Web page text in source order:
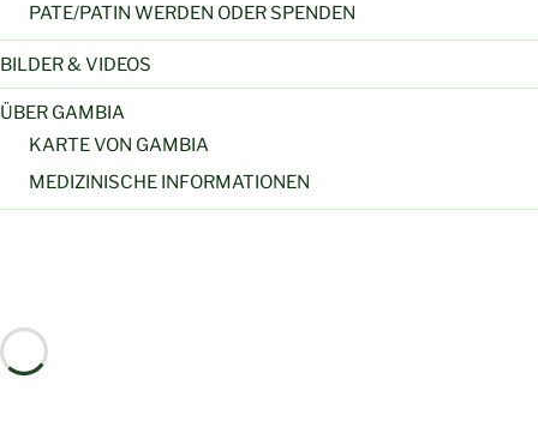
PATE/PATIN WERDEN ODER SPENDEN
BILDER & VIDEOS
ÜBER GAMBIA
KARTE VON GAMBIA
MEDIZINISCHE INFORMATIONEN